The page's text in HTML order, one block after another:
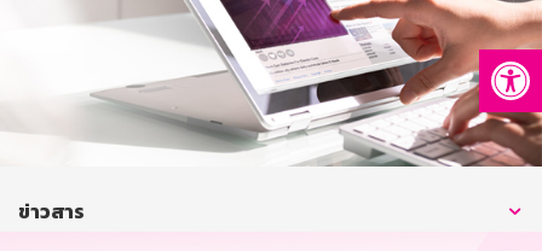
บริการทางการเงิน
ติดต่อเรา
บริการออนไลน์
ข่าวสาร